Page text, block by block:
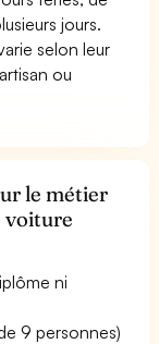
jours.
selon leur
ou
le métier
voiture
ni
9 personnes)